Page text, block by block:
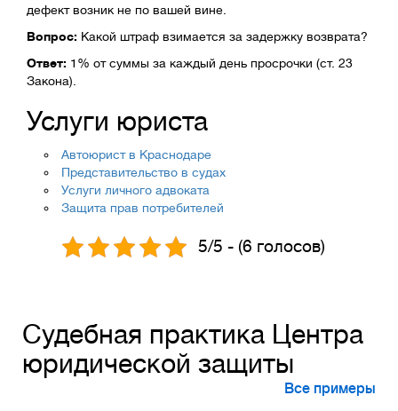
дефект возник не по вашей вине.
Вопрос: Какой штраф взимается за задержку возврата?
Ответ: 1% от суммы за каждый день просрочки (ст. 23
Закона).
Услуги юриста
Автоюрист в Краснодаре
Представительство в судах
Услуги личного адвоката
Защита прав потребителей
5/5 - (6 голосов)
Судебная практика Центра
юридической защиты
Все примеры